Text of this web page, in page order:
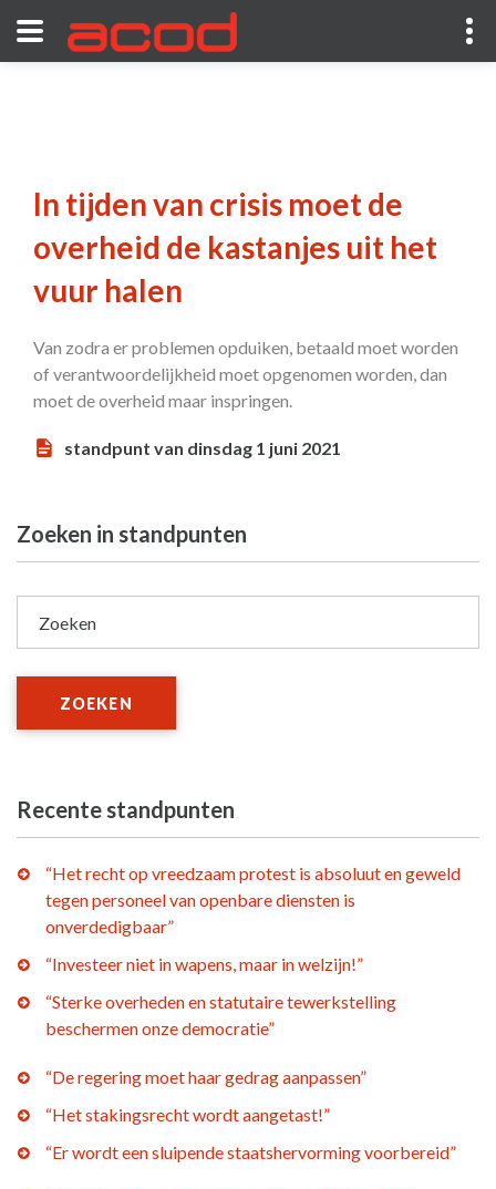
In tijden van crisis moet de
overheid de kastanjes uit het
vuur halen
Van zodra er problemen opduiken, betaald moet worden
of verantwoordelijkheid moet opgenomen worden, dan
moet de overheid maar inspringen.
standpunt van dinsdag 1 juni 2021
Zoeken in standpunten
Zoeken
ZOEKEN
Recente standpunten
“Het recht op vreedzaam protest is absoluut en geweld
tegen personeel van openbare diensten is
onverdedigbaar”
“Investeer niet in wapens, maar in welzijn!”
“Sterke overheden en statutaire tewerkstelling
beschermen onze democratie”
“De regering moet haar gedrag aanpassen”
“Het stakingsrecht wordt aangetast!”
“Er wordt een sluipende staatshervorming voorbereid”